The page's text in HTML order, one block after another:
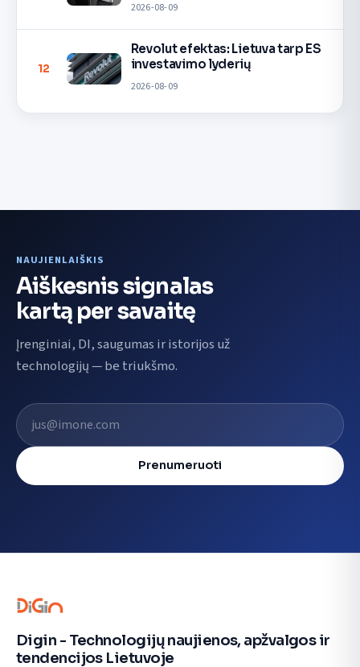
2026-08-09
12
Revolut efektas: Lietuva tarp ES
investavimo lyderių
2026-08-09
NAUJIENLAIŠKIS
Aiškesnis signalas
kartą per savaitę
Įrenginiai, DI, saugumas ir istorijos už
technologijų — be triukšmo.
El. pašto adresas
Prenumeruoti
Digin - Technologijų naujienos, apžvalgos ir
tendencijos Lietuvoje